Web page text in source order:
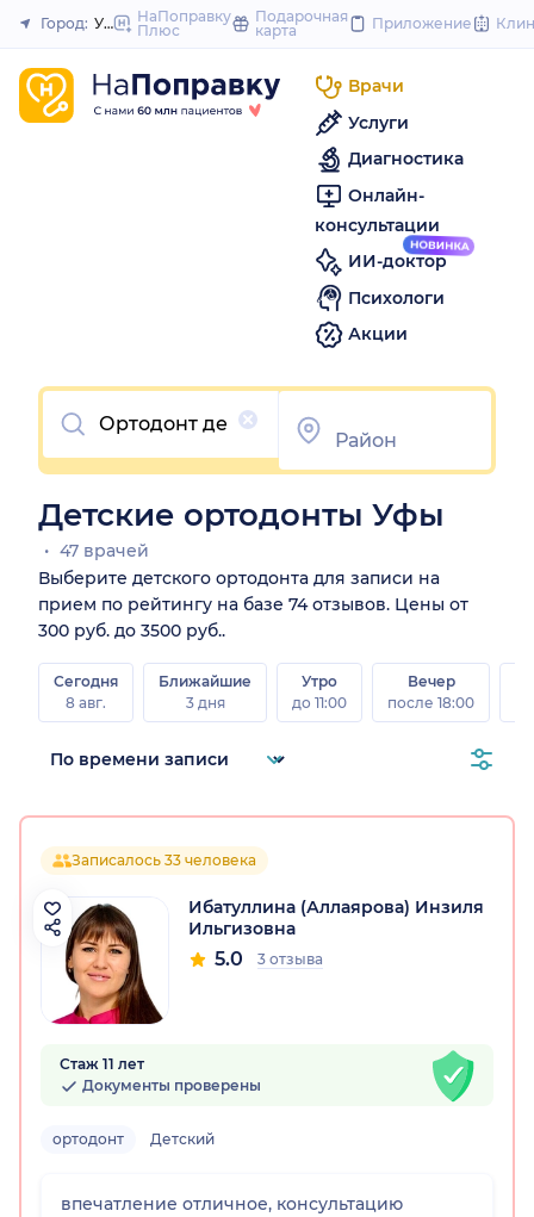
to
Закрыть
Город: Уфа
НаПоправку
Плюс
Подарочная
карта
Приложение
Врачи
Услуги
Диагностика
Онлайн-
консультации
ИИ-доктор
Психологи
Акции
Очистить
Детские ортодонты Уфы
47 врачей
Выберите детского ортодонта для записи на
прием по рейтингу на базе 74 отзывов. Цены от
300 руб. до 3500 руб..
Сегодня
8 авг.
Ближайшие
3 дня
Утро
до 11:00
Вечер
после 18:00
Записалось 33 человека
Ибатуллина (Аллаярова) Инзиля
Ильгизовна
5.0 3 отзыва
Стаж 11 лет
Документы проверены
ортодонт Детский
впечатление отличное, консультацию